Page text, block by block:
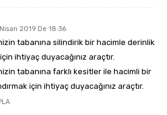
2019 De 18:36
tabanına silindirik bir hacimle derinlik
ihtiyaç duyacağınız araçtır.
tabanına farklı kesitler ile hacimli bir
için ihtiyaç duyacağınız araçtır.